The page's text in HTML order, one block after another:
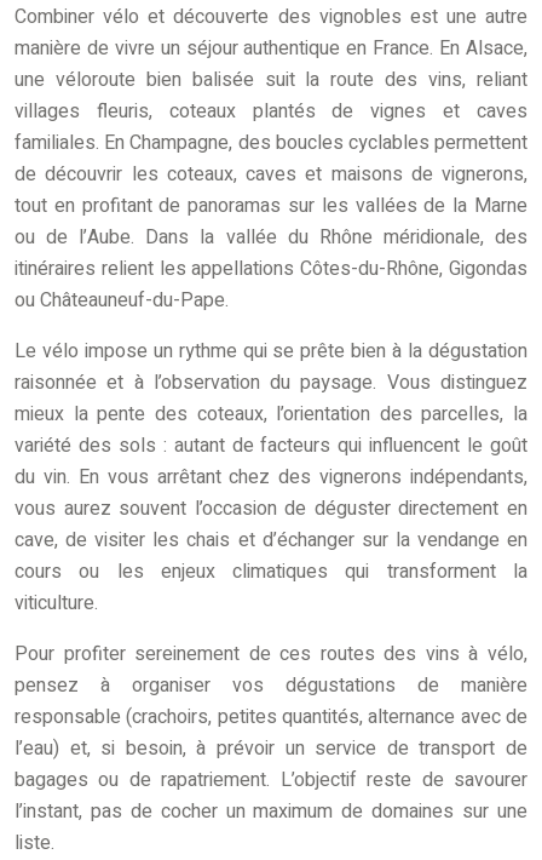
Combiner vélo et découverte des vignobles est une autre
manière de vivre un séjour authentique en France. En Alsace,
une véloroute bien balisée suit la route des vins, reliant
villages fleuris, coteaux plantés de vignes et caves
familiales. En Champagne, des boucles cyclables permettent
de découvrir les coteaux, caves et maisons de vignerons,
tout en profitant de panoramas sur les vallées de la Marne
ou de l’Aube. Dans la vallée du Rhône méridionale, des
itinéraires relient les appellations Côtes-du-Rhône, Gigondas
ou Châteauneuf-du-Pape.
Le vélo impose un rythme qui se prête bien à la dégustation
raisonnée et à l’observation du paysage. Vous distinguez
mieux la pente des coteaux, l’orientation des parcelles, la
variété des sols : autant de facteurs qui influencent le goût
du vin. En vous arrêtant chez des vignerons indépendants,
vous aurez souvent l’occasion de déguster directement en
cave, de visiter les chais et d’échanger sur la vendange en
cours ou les enjeux climatiques qui transforment la
viticulture.
Pour profiter sereinement de ces routes des vins à vélo,
pensez à organiser vos dégustations de manière
responsable (crachoirs, petites quantités, alternance avec de
l’eau) et, si besoin, à prévoir un service de transport de
bagages ou de rapatriement. L’objectif reste de savourer
l’instant, pas de cocher un maximum de domaines sur une
liste.